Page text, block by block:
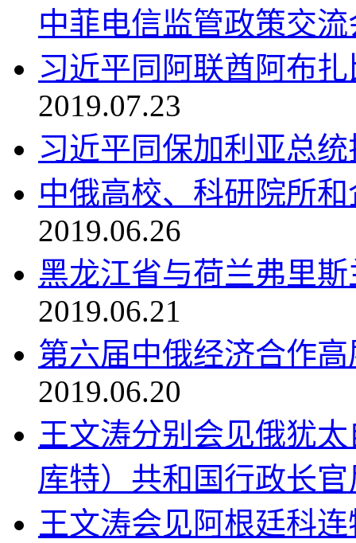
中菲电信监管政策交流
习近平同阿联酋阿布
2019.07.23
习近平同保加利亚总
中俄高校、科研院所
2019.06.26
黑龙江省与荷兰弗里
2019.06.21
第六届中俄经济合作
2019.06.20
王文涛分别会见俄犹
库特）共和国行政长官
王文涛会见阿根廷科